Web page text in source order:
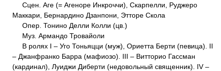
Сцен. Аге (= Агеноре Инкроччи), Скарпелли, Руджеро
Маккари, Бернардино Дзанпони, Этторе Скола
Опер. Тонино Делли Колли (цв.)
Муз. Армандо Тровайоли
В ролях I – Уго Тоньяцци (муж), Ориетта Берти (певица). II
– Джанфранко Барра (мафиозо). III – Витторио Гассман
(кардинал), Луиджи Диберти (недовольный священник). IV –